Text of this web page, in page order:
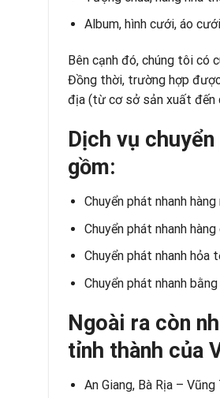
Album, hình cưới, áo
Bên cạnh đó, chúng tôi có
Đồng thời, trường hợp
địa (từ cơ sở sản xuất đến
Dịch vụ
gồm:
Chuyển phát nhanh
Chuyển phát nhanh
Chuyển phát nhanh hỏa
Chuyển phát nhanh
Ngoài ra còn
tỉnh thành của
An Giang, Bà Rịa –